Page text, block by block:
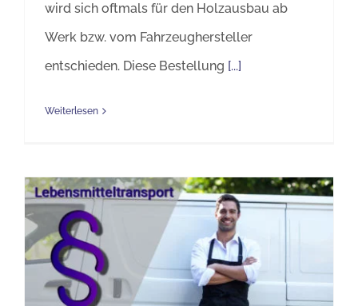
wird sich oftmals für den Holzausbau ab
Werk bzw. vom Fahrzeughersteller
entschieden. Diese Bestellung [...]
Weiterlesen